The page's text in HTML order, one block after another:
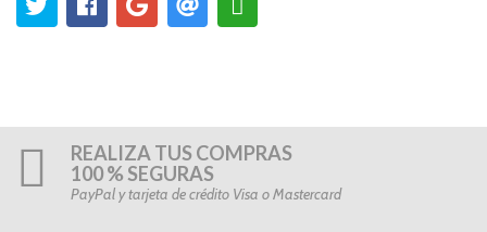
REALIZA TUS COMPRAS
100 % SEGURAS
PayPal y tarjeta de crédito Visa o Mastercard